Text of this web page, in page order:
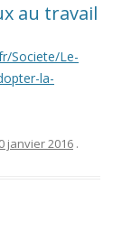
au travail
Societe/Le-
la-
janvier 2016 .